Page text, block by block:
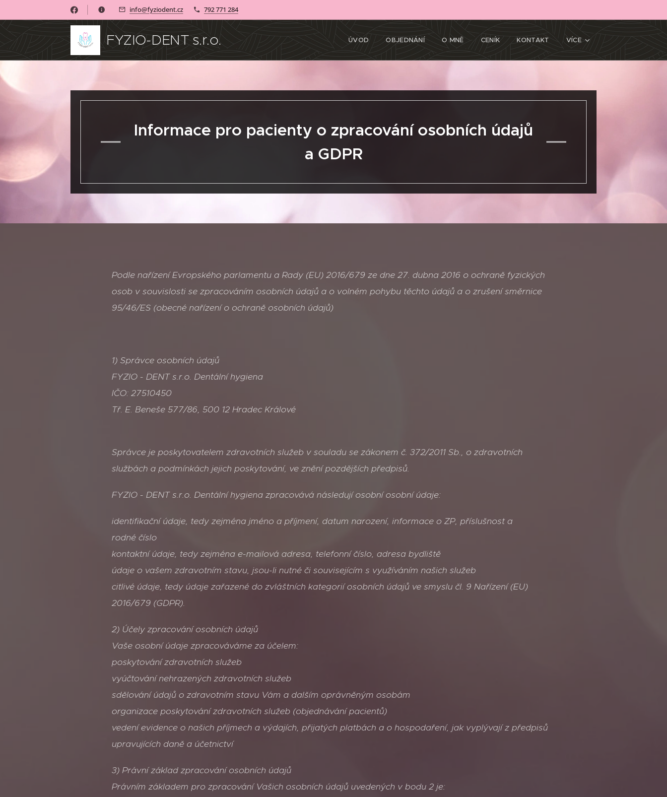
info@fyziodent.cz 792 771 284
FYZIO-DENT s.r.o. ÚVOD OBJEDNÁNÍ O MNĚ CENÍK KONTAKT VÍCE
Informace pro pacienty o zpracování osobních údajů
a GDPR
Podle nařízení Evropského parlamentu a Rady (EU) 2016/679 ze dne 27. dubna 2016 o ochraně fyzických
osob v souvislosti se zpracováním osobních údajů a o volném pohybu těchto údajů a o zrušení směrnice
95/46/ES (obecné nařízení o ochraně osobních údajů)
1) Správce osobních údajů
FYZIO - DENT s.r.o. Dentální hygiena
IČO: 27510450
Tř. E. Beneše 577/86, 500 12 Hradec Králové
Správce je poskytovatelem zdravotních služeb v souladu se zákonem č. 372/2011 Sb., o zdravotních
službách a podmínkách jejich poskytování, ve znění pozdějších předpisů.
FYZIO - DENT s.r.o. Dentální hygiena zpracovává následují osobní osobní údaje:
identifikační údaje, tedy zejména jméno a příjmení, datum narození, informace o ZP, příslušnost a
rodné číslo
kontaktní údaje, tedy zejména e-mailová adresa, telefonní číslo, adresa bydliště
údaje o vašem zdravotním stavu, jsou-li nutné či souvisejícím s využíváním našich služeb
citlivé údaje, tedy údaje zařazené do zvláštních kategorií osobních údajů ve smyslu čl. 9 Nařízení (EU)
2016/679 (GDPR).
2) Účely zpracování osobních údajů
Vaše osobní údaje zpracováváme za účelem:
poskytování zdravotních služeb
vyúčtování nehrazených zdravotních služeb
sdělování údajů o zdravotním stavu Vám a dalším oprávněným osobám
organizace poskytování zdravotních služeb (objednávání pacientů)
vedení evidence o našich příjmech a výdajích, přijatých platbách a o hospodaření, jak vyplývají z předpisů
upravujících daně a účetnictví
3) Právní základ zpracování osobních údajů
Právním základem pro zpracování Vašich osobních údajů uvedených v bodu 2 je: